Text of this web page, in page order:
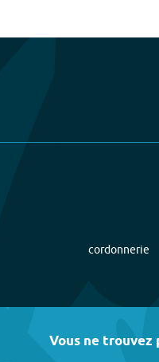
cordonnerie
Vous ne trouvez